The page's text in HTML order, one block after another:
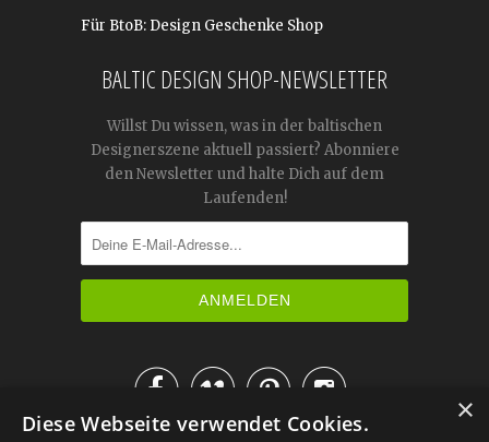
Für BtoB: Design Geschenke Shop
BALTIC DESIGN SHOP-NEWSLETTER
Willst Du wissen, was in der baltischen
Designerszene aktuell passiert? Abonniere
den Newsletter und halte Dich auf dem
Laufenden!

IM KATALOG BLÄTTERN
×
Diese Webseite verwendet Cookies.